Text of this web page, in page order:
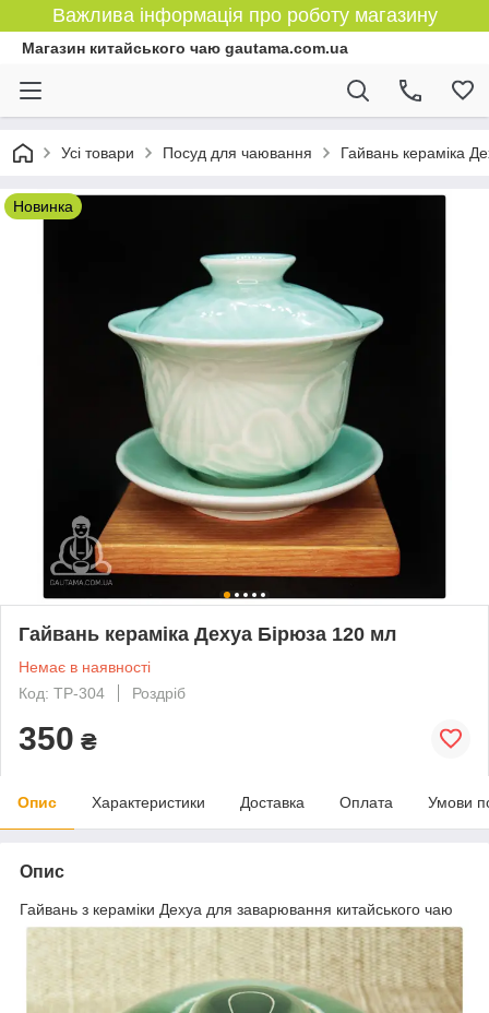
Важлива інформація про роботу магазину
Магазин китайського чаю gautama.com.ua
Усі товари Посуд для чаювання Гайвань кераміка
Новинка
Гайвань кераміка Дехуа Бірюза 120 мл
Немає в наявності
Код: TP-304
Роздріб
350 ₴
Опис Характеристики Доставка Оплата Умови
Опис
Гайвань з кераміки Дехуа для заварювання китайського чаю